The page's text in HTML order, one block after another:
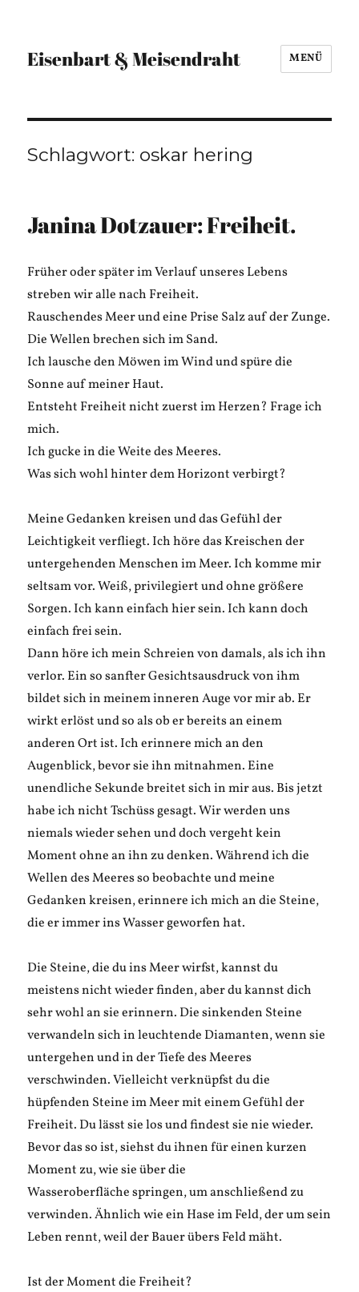
Eisenbart & Meisendraht MENÜ
Schlagwort: oskar hering
Janina Dotzauer: Freiheit.
Früher oder später im Verlauf unseres Lebens
streben wir alle nach Freiheit.
Rauschendes Meer und eine Prise Salz auf der Zunge.
Die Wellen brechen sich im Sand.
Ich lausche den Möwen im Wind und spüre die
Sonne auf meiner Haut.
Entsteht Freiheit nicht zuerst im Herzen? Frage ich
mich.
Ich gucke in die Weite des Meeres.
Was sich wohl hinter dem Horizont verbirgt?
Meine Gedanken kreisen und das Gefühl der
Leichtigkeit verfliegt. Ich höre das Kreischen der
untergehenden Menschen im Meer. Ich komme mir
seltsam vor. Weiß, privilegiert und ohne größere
Sorgen. Ich kann einfach hier sein. Ich kann doch
einfach frei sein.
Dann höre ich mein Schreien von damals, als ich ihn
verlor. Ein so sanfter Gesichtsausdruck von ihm
bildet sich in meinem inneren Auge vor mir ab. Er
wirkt erlöst und so als ob er bereits an einem
anderen Ort ist. Ich erinnere mich an den
Augenblick, bevor sie ihn mitnahmen. Eine
unendliche Sekunde breitet sich in mir aus. Bis jetzt
habe ich nicht Tschüss gesagt. Wir werden uns
niemals wieder sehen und doch vergeht kein
Moment ohne an ihn zu denken. Während ich die
Wellen des Meeres so beobachte und meine
Gedanken kreisen, erinnere ich mich an die Steine,
die er immer ins Wasser geworfen hat.
Die Steine, die du ins Meer wirfst, kannst du
meistens nicht wieder finden, aber du kannst dich
sehr wohl an sie erinnern. Die sinkenden Steine
verwandeln sich in leuchtende Diamanten, wenn sie
untergehen und in der Tiefe des Meeres
verschwinden. Vielleicht verknüpfst du die
hüpfenden Steine im Meer mit einem Gefühl der
Freiheit. Du lässt sie los und findest sie nie wieder.
Bevor das so ist, siehst du ihnen für einen kurzen
Moment zu, wie sie über die
Wasseroberfläche springen, um anschließend zu
verwinden. Ähnlich wie ein Hase im Feld, der um sein
Leben rennt, weil der Bauer übers Feld mäht.
Ist der Moment die Freiheit?